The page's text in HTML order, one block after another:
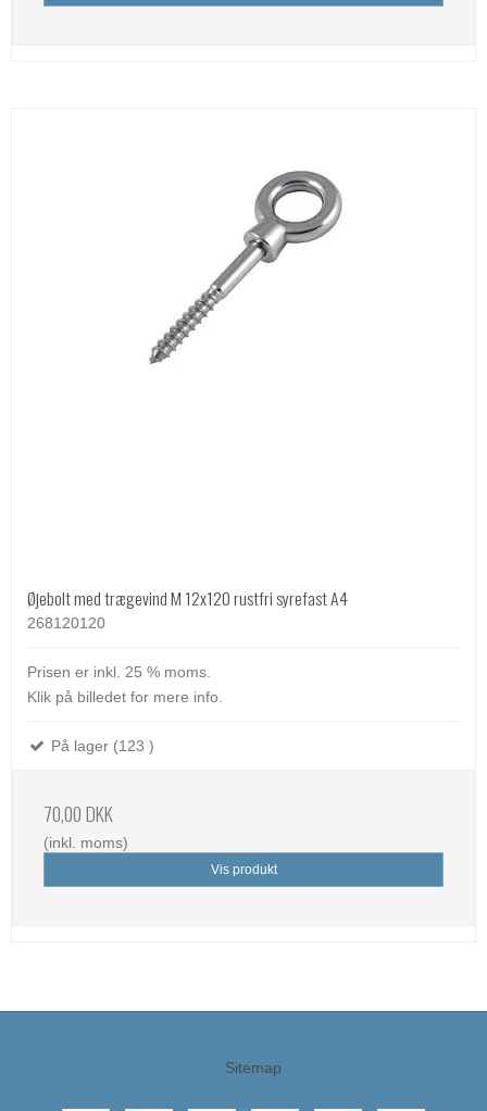
Øjebolt med trægevind M 12x120 rustfri syrefast A4
268120120
Prisen er inkl. 25 % moms.
Klik på billedet for mere info.
På lager (123 )
70,00 DKK
(inkl. moms)
Vis produkt
Sitemap